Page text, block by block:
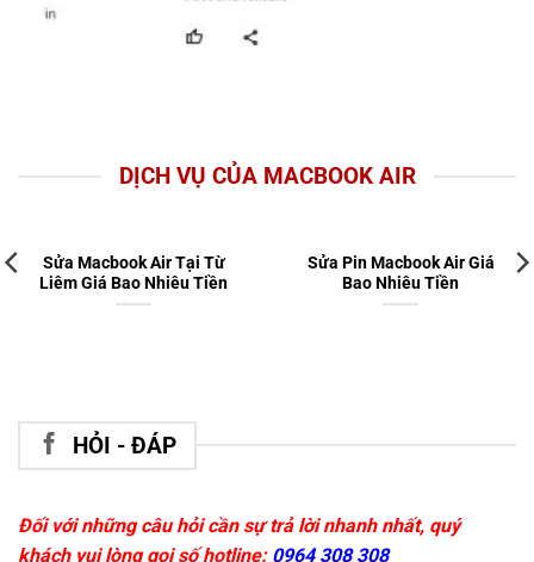
DỊCH VỤ CỦA MACBOOK AIR
Sửa Macbook Air Tại Từ
Liêm Giá Bao Nhiêu Tiền
Sửa Pin Macbook Air Giá
Bao Nhiêu Tiền
HỎI - ĐÁP
Đối với những câu hỏi cần sự trả lời nhanh nhất, quý
khách vui lòng gọi số hotline: 0964 308 308